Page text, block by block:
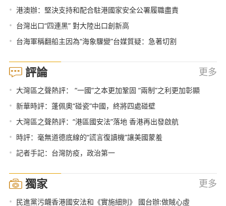
• 港澳辦：堅決支持和配合駐港國家安全公署履職盡責
• 台灣出口“四連黑” 對大陸出口創新高
• 台海軍稱翻船主因為“海象驟變”台媒質疑：急著切割
評論 更多
• 大灣區之聲熱評： “一國”之本更加鞏固 “兩制”之利更加彰顯
• 新華時評：蓬佩奧“碰瓷”中國，終將四處碰壁
• 大灣區之聲熱評：“港區國安法”落地 香港再出發啟航
• 時評：毫無道德底線的“謊言復讀機”讓美國蒙羞
• 記者手記：台灣防疫，政治第一
獨家 更多
• 民進黨污衊香港國安法和《實施細則》 國台辦:做賊心虛